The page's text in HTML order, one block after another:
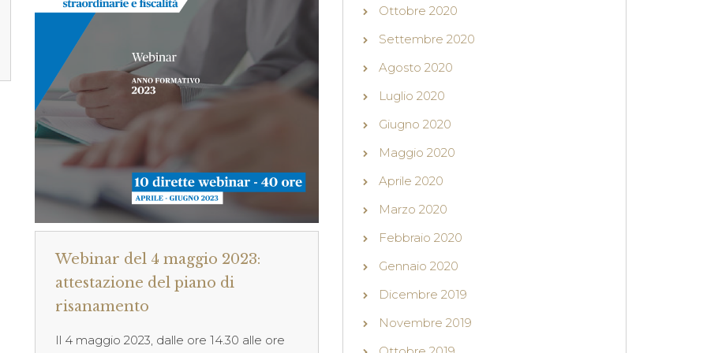
Webinar del 4 maggio 2023:
attestazione del piano di
risanamento
Il 4 maggio 2023, dalle ore 14.30 alle ore
Ottobre 2020
Settembre 2020
Agosto 2020
Luglio 2020
Giugno 2020
Maggio 2020
Aprile 2020
Marzo 2020
Febbraio 2020
Gennaio 2020
Dicembre 2019
Novembre 2019